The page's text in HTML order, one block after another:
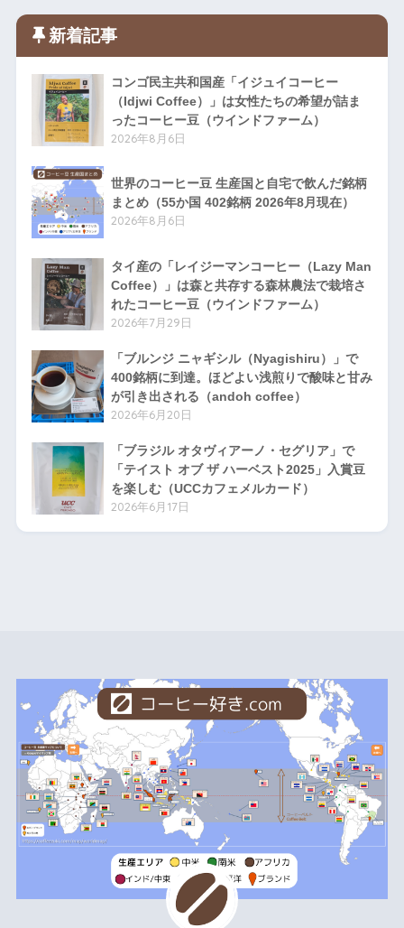
新着記事
コンゴ民主共和国産「イジュイコーヒー
（Idjwi Coffee）」は女性たちの希望が詰ま
ったコーヒー豆（ウインドファーム）
2026年8月6日
世界のコーヒー豆 生産国と自宅で飲んだ銘柄
まとめ（55か国 402銘柄 2026年8月現在）
2026年8月6日
タイ産の「レイジーマンコーヒー（Lazy Man
Coffee）」は森と共存する森林農法で栽培さ
れたコーヒー豆（ウインドファーム）
2026年7月29日
「ブルンジ ニャギシル（Nyagishiru）」で
400銘柄に到達。ほどよい浅煎りで酸味と甘み
が引き出される（andoh coffee）
2026年6月20日
「ブラジル オタヴィアーノ・セグリア」で
「テイスト オブ ザ ハーベスト2025」入賞豆
を楽しむ（UCCカフェメルカード）
2026年6月17日